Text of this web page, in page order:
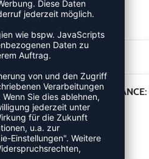
PERFORMANCE: